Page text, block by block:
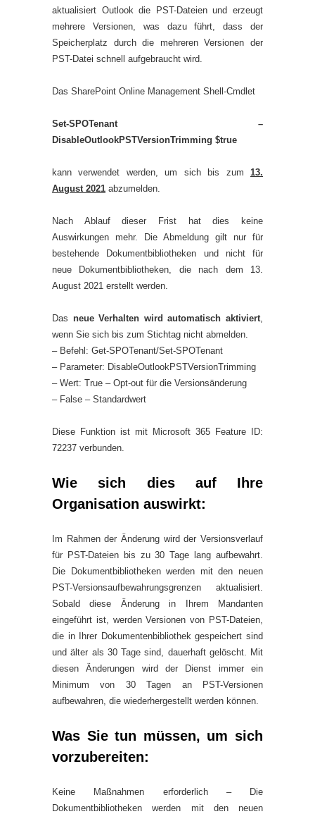
aktualisiert Outlook die PST-Dateien und erzeugt
mehrere Versionen, was dazu führt, dass der
Speicherplatz durch die mehreren Versionen der
PST-Datei schnell aufgebraucht wird.
Das SharePoint Online Management Shell-Cmdlet
Set-SPOTenant –
DisableOutlookPSTVersionTrimming $true
kann verwendet werden, um sich bis zum 13.
August 2021 abzumelden.
Nach Ablauf dieser Frist hat dies keine
Auswirkungen mehr. Die Abmeldung gilt nur für
bestehende Dokumentbibliotheken und nicht für
neue Dokumentbibliotheken, die nach dem 13.
August 2021 erstellt werden.
Das neue Verhalten wird automatisch aktiviert,
wenn Sie sich bis zum Stichtag nicht abmelden.
– Befehl: Get-SPOTenant/Set-SPOTenant
– Parameter: DisableOutlookPSTVersionTrimming
– Wert: True – Opt-out für die Versionsänderung
– False – Standardwert
Diese Funktion ist mit Microsoft 365 Feature ID:
72237 verbunden.
Wie sich dies auf Ihre
Organisation auswirkt:
Im Rahmen der Änderung wird der Versionsverlauf
für PST-Dateien bis zu 30 Tage lang aufbewahrt.
Die Dokumentbibliotheken werden mit den neuen
PST-Versionsaufbewahrungsgrenzen aktualisiert.
Sobald diese Änderung in Ihrem Mandanten
eingeführt ist, werden Versionen von PST-Dateien,
die in Ihrer Dokumentenbibliothek gespeichert sind
und älter als 30 Tage sind, dauerhaft gelöscht. Mit
diesen Änderungen wird der Dienst immer ein
Minimum von 30 Tagen an PST-Versionen
aufbewahren, die wiederhergestellt werden können.
Was Sie tun müssen, um sich
vorzubereiten:
Keine Maßnahmen erforderlich – Die
Dokumentbibliotheken werden mit den neuen